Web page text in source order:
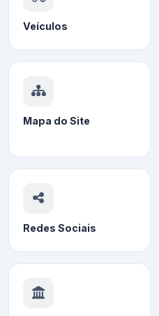
Veículos
Mapa do Site
Redes Sociais